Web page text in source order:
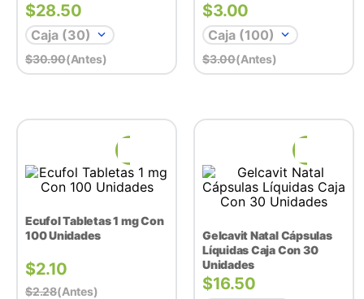
$28.50
Caja (30)
$30.90(antes)
$3.00
Caja (100)
$3.00(antes)
Ecufol Tabletas 1 mg Con
100 Unidades
$2.10
$2.28(antes)
Gelcavit Natal Cápsulas
Líquidas Caja Con 30
Unidades
$16.50